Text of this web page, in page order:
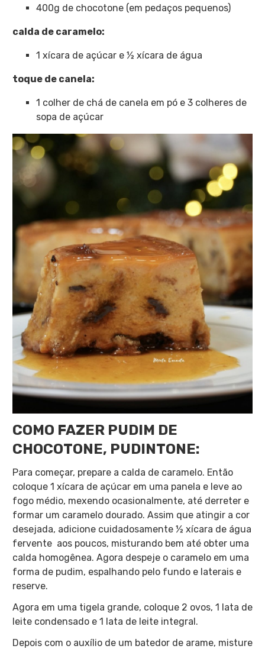
400g de chocotone (em pedaços pequenos)
calda de caramelo:
1 xícara de açúcar e ½ xícara de água
toque de canela:
1 colher de chá de canela em pó e 3 colheres de
sopa de açúcar
COMO FAZER PUDIM DE
CHOCOTONE, PUDINTONE:
Para começar, prepare a calda de caramelo. Então
coloque 1 xícara de açúcar em uma panela e leve ao
fogo médio, mexendo ocasionalmente, até derreter e
formar um caramelo dourado. Assim que atingir a cor
desejada, adicione cuidadosamente ½ xícara de água
fervente aos poucos, misturando bem até obter uma
calda homogênea. Agora despeje o caramelo em uma
forma de pudim, espalhando pelo fundo e laterais e
reserve.
Agora em uma tigela grande, coloque 2 ovos, 1 lata de
leite condensado e 1 lata de leite integral.
Depois com o auxílio de um batedor de arame, misture